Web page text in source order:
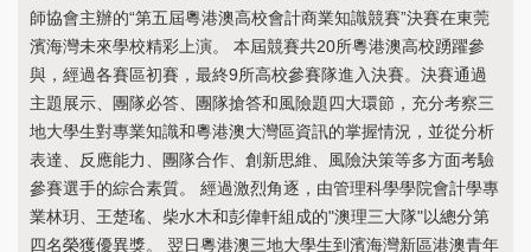
師協會主辦的“第五屆粵港澳高校會計商業知識競賽”決賽在東莞
濱海灣未來學校精彩上演。 本屆競賽共20所粵港澳高校踴躍參
與，經過各賽區初賽，最終9所高校參賽隊進入決賽。決賽通過
主題展示、團隊必答、團隊搶答和風險題四大環節，充分考察三
地大學生對專業知識和粵港澳大灣區資訊的掌握情況，並從分析
表達、反應能力、團隊合作、創新思維、風險決策等多方面考驗
參賽選手的綜合素質。 經過激烈角逐，由管理科學學院會計學專
業林玥、王楚瑤、柴水木和彭偉軒組成的"澳理三大隊"以總分第
四名榮獲優異獎。 翌日粵港澳三地大學生到濱海灣新區港澳青年